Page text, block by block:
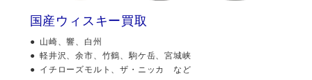
国産ウィスキー買取
山崎、響、白州
軽井沢、余市、竹鶴、駒ケ岳、宮城峡
イチローズモルト、ザ・ニッカ など